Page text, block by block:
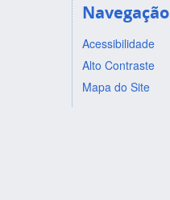
Navegação
Acessibilidade
Alto Contraste
Mapa do Site